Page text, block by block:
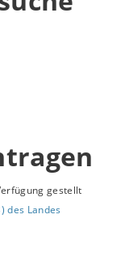
gestellt
des Landes